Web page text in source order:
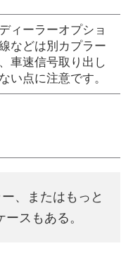
ィーラーオプショ
などは別カプラー
車速信号取り出し
い点に注意です。
、またはもっと
スもある。